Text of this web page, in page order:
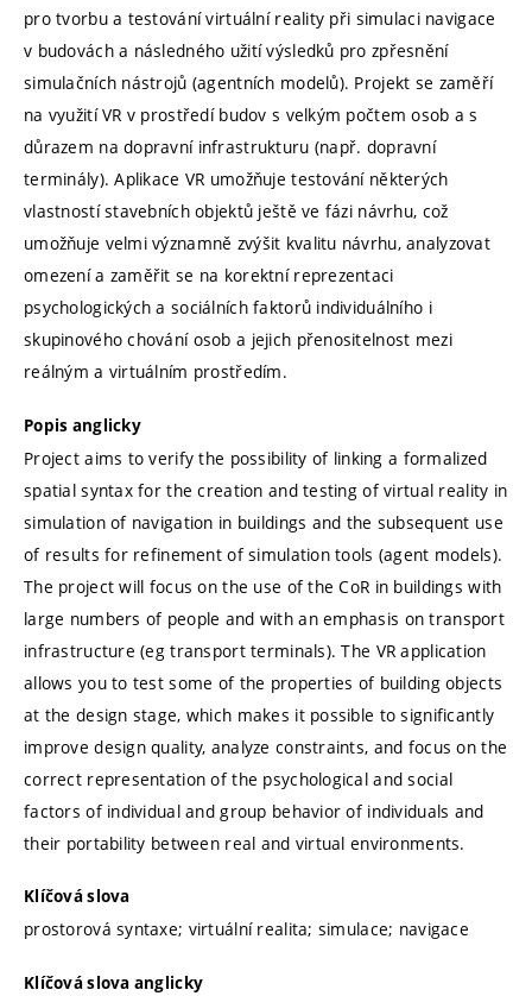
pro tvorbu a testování virtuální reality při simulaci navigace
v budovách a následného užití výsledků pro zpřesnění
simulačních nástrojů (agentních modelů). Projekt se zaměří
na využití VR v prostředí budov s velkým počtem osob a s
důrazem na dopravní infrastrukturu (např. dopravní
terminály). Aplikace VR umožňuje testování některých
vlastností stavebních objektů ještě ve fázi návrhu, což
umožňuje velmi významně zvýšit kvalitu návrhu, analyzovat
omezení a zaměřit se na korektní reprezentaci
psychologických a sociálních faktorů individuálního i
skupinového chování osob a jejich přenositelnost mezi
reálným a virtuálním prostředím.
Popis anglicky
Project aims to verify the possibility of linking a formalized
spatial syntax for the creation and testing of virtual reality in
simulation of navigation in buildings and the subsequent use
of results for refinement of simulation tools (agent models).
The project will focus on the use of the CoR in buildings with
large numbers of people and with an emphasis on transport
infrastructure (eg transport terminals). The VR application
allows you to test some of the properties of building objects
at the design stage, which makes it possible to significantly
improve design quality, analyze constraints, and focus on the
correct representation of the psychological and social
factors of individual and group behavior of individuals and
their portability between real and virtual environments.
Klíčová slova
prostorová syntaxe; virtuální realita; simulace; navigace
Klíčová slova anglicky